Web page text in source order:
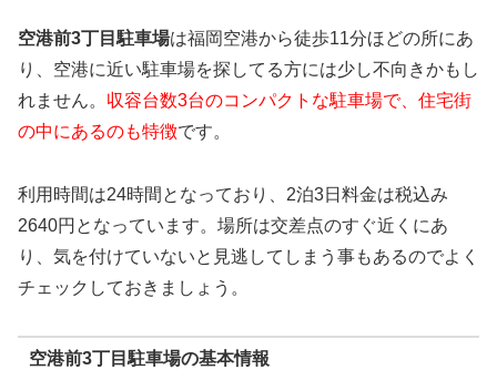
空港前3丁目駐車場は福岡空港から徒歩11分ほどの所にあ
り、空港に近い駐車場を探してる方には少し不向きかもし
れません。 収容台数3台のコンパクトな駐車場で、住宅街
の中にあるのも特徴です。
利用時間は24時間となっており、2泊3日料金は税込み
2640円となっています。場所は交差点のすぐ近くにあ
り、気を付けていないと見逃してしまう事もあるのでよく
チェックしておきましょう。
空港前3丁目駐車場の基本情報